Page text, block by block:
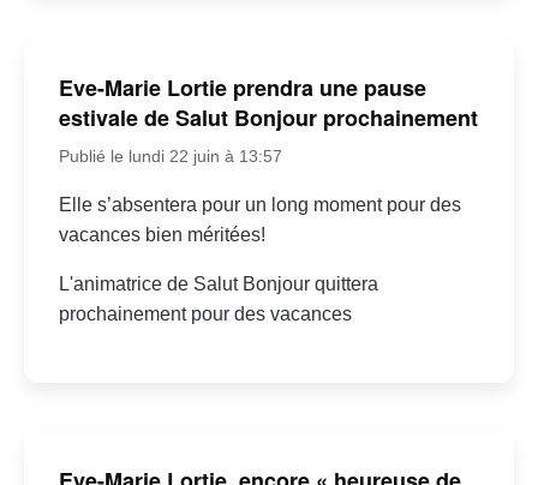
Eve-Marie Lortie prendra une pause
estivale de Salut Bonjour prochainement
Publié le lundi 22 juin à 13:57
Elle s’absentera pour un long moment pour des
vacances bien méritées!
L'animatrice de Salut Bonjour quittera
prochainement pour des vacances